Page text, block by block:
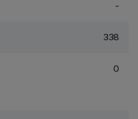
-
338
0